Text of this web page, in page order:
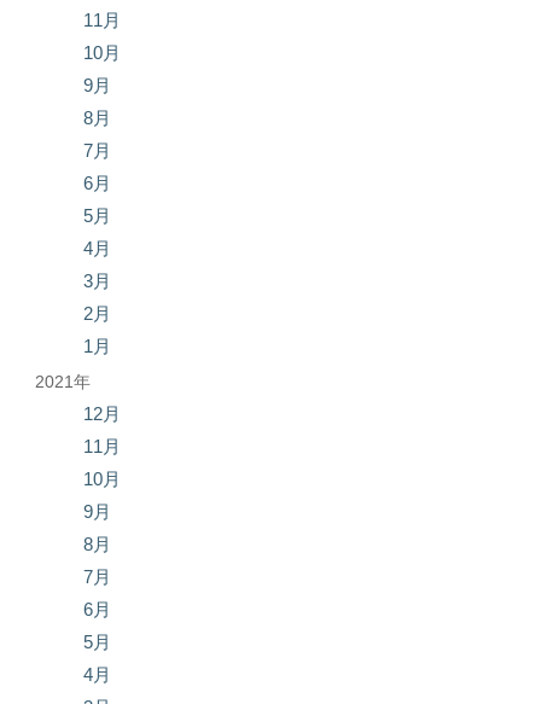
11月
10月
9月
8月
7月
6月
5月
4月
3月
2月
1月
2021年
12月
11月
10月
9月
8月
7月
6月
5月
4月